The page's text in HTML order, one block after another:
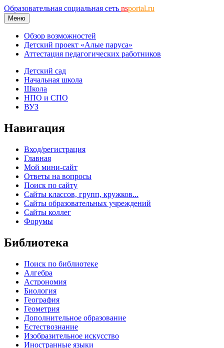
Образовательная социальная сеть nsportal.ru
Меню
Обзор возможностей
Детский проект «Алые паруса»
Аттестация педагогических работников
Детский сад
Начальная школа
Школа
НПО и СПО
ВУЗ
Навигация
Вход/регистрация
Главная
Мой мини-сайт
Ответы на вопросы
Поиск по сайту
Сайты классов, групп, кружков...
Сайты образовательных учреждений
Сайты коллег
Форумы
Библиотека
Поиск по библиотеке
Алгебра
Астрономия
Биология
География
Геометрия
Дополнительное образование
Естествознание
Изобразительное искусство
Иностранные языки